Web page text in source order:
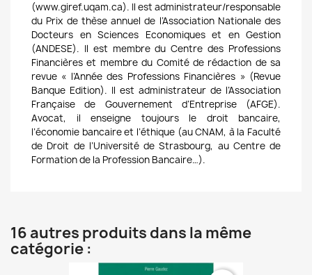
(www.giref.uqam.ca). Il est administrateur/responsable
du Prix de thèse annuel de l’Association Nationale des
Docteurs en Sciences Economiques et en Gestion
(ANDESE). Il est membre du Centre des Professions
Financières et membre du Comité de rédaction de sa
revue « l’Année des Professions Financières » (Revue
Banque Edition). Il est administrateur de l’Association
Française de Gouvernement d’Entreprise (AFGE).
Avocat, il enseigne toujours le droit bancaire,
l’économie bancaire et l’éthique (au CNAM, à la Faculté
de Droit de l’Université de Strasbourg, au Centre de
Formation de la Profession Bancaire…).
16 autres produits dans la même
catégorie :